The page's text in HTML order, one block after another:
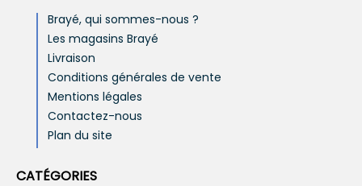
Brayé, qui sommes-nous ?
Les magasins Brayé
Livraison
Conditions générales de vente
Mentions légales
Contactez-nous
Plan du site
CATÉGORIES